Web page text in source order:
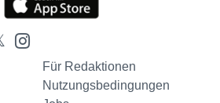
Für Redaktionen
Nutzungsbedingungen